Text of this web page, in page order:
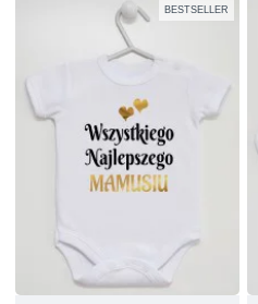
BESTSELLER